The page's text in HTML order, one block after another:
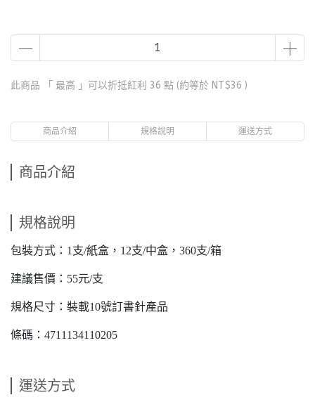
此商品 「 最高 」可以折抵紅利 36 點 (約等於 NT$36 )
商品介紹 規格說明 運送方式
商品介紹
規格說明
包裝方式：1支/紙盒，12支/中盒，360支/箱
建議售價：55元/支
規格尺寸：裝載10號訂書針產品
條碼：4711134110205
運送方式